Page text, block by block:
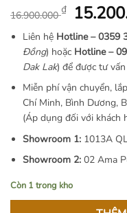
16.900.000₫ Giá
gốc
là:
Liên hệ Hotline – 0359
Đồng) hoặc Hotline –
Dak Lak) để được tư
Miễn phí vận chuyển,
Chí Minh, Bình Dương,
(Áp dụng đối với khách
Showroom 1: 1013A
Showroom 2: 02 Ama
Còn 1 trong kho